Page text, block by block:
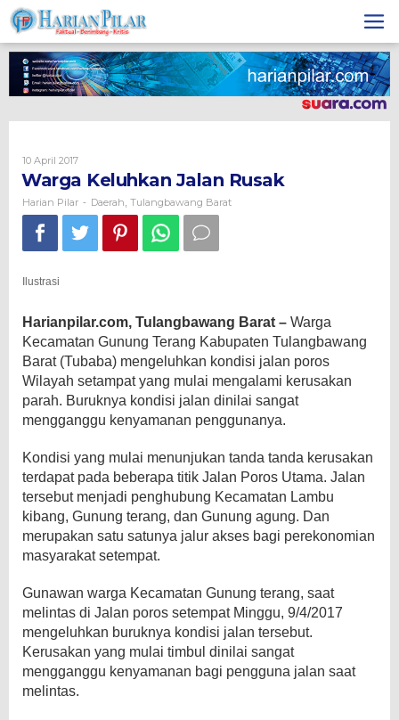
Skip
to
content
10 April 2017Oleh
Harian
Pilar
Warga Keluhkan Jalan Rusak
Harian Pilar - Daerah, Tulangbawang Barat
Ilustrasi
Harianpilar.com, Tulangbawang Barat – Warga
Kecamatan Gunung Terang Kabupaten Tulangbawang
Barat (Tubaba) mengeluhkan kondisi jalan poros
Wilayah setampat yang mulai mengalami kerusakan
parah. Buruknya kondisi jalan dinilai sangat
mengganggu kenyamanan penggunanya.
Kondisi yang mulai menunjukan tanda tanda kerusakan
terdapat pada beberapa titik Jalan Poros Utama. Jalan
tersebut menjadi penghubung Kecamatan Lambu
kibang, Gunung terang, dan Gunung agung. Dan
merupakan satu satunya jalur akses bagi perekonomian
masyarakat setempat.
Gunawan warga Kecamatan Gunung terang, saat
melintas di Jalan poros setempat Minggu, 9/4/2017
mengeluhkan buruknya kondisi jalan tersebut.
Kerusakan yang mulai timbul dinilai sangat
mengganggu kenyamanan bagi pengguna jalan saat
melintas.